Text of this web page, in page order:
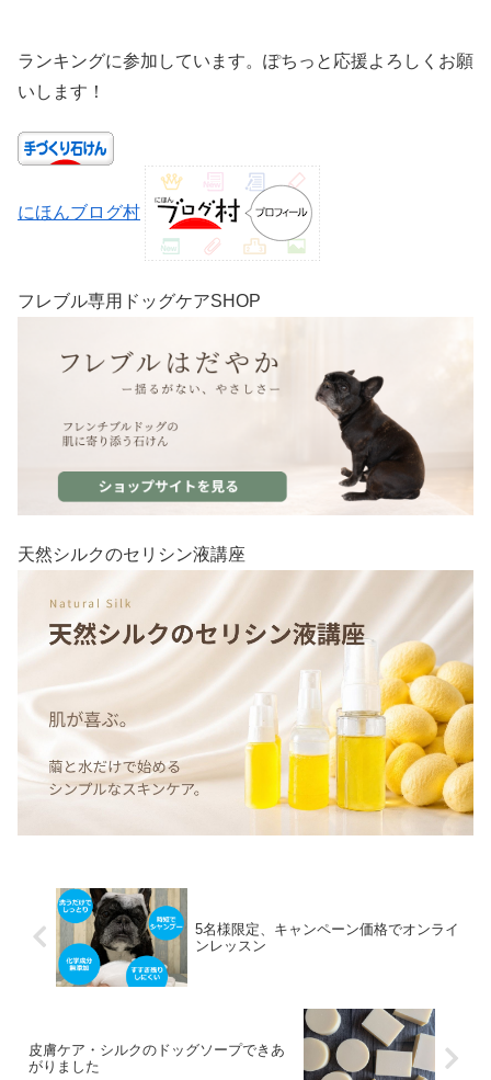
ランキングに参加しています。ぽちっと応援よろしくお願
いします！
にほんブログ村
フレブル専用ドッグケアSHOP
天然シルクのセリシン液講座
5名様限定、キャンペーン価格でオンライ
ンレッスン
皮膚ケア・シルクのドッグソープできあ
がりました